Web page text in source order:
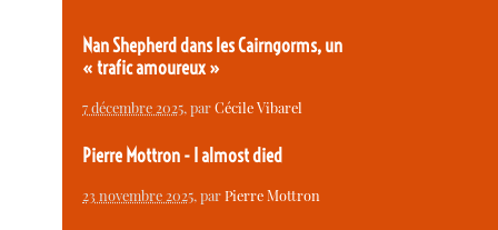
Nan Shepherd dans les Cairngorms, un
« trafic amoureux »
7 décembre 2025, parCécile Vibarel
Pierre Mottron - I almost died
23 novembre 2025, parPierre Mottron